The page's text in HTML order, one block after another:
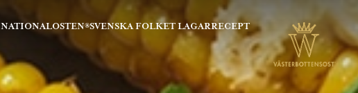
RECEPT
SVENSKA FOLKET LAGAR
NATIONALOSTEN®